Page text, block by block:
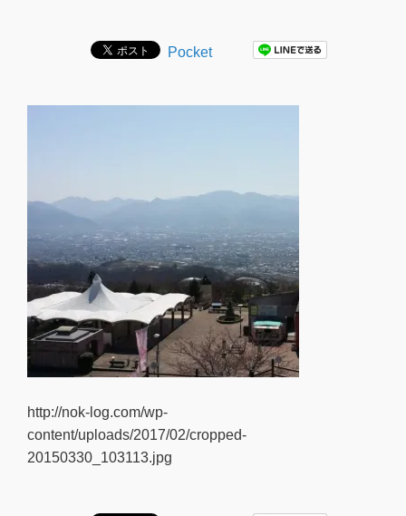
Pocket
http://nok-log.com/wp-
content/uploads/2017/02/cropped-
20150330_103113.jpg